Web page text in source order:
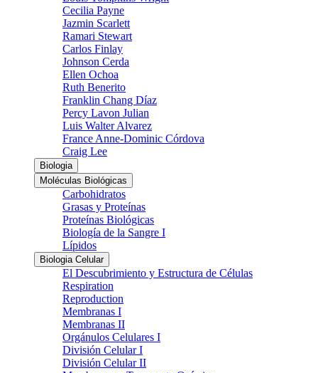
Cecilia Payne
Jazmin Scarlett
Ramari Stewart
Carlos Finlay
Johnson Cerda
Ellen Ochoa
Ruth Benerito
Franklin Chang Díaz
Percy Lavon Julian
Luis Walter Alvarez
France Anne-Dominic Córdova
Craig Lee
Biologia
Moléculas Biológicas
Carbohidratos
Grasas y Proteínas
Proteínas Biológicas
Biología de la Sangre I
Lípidos
Biologia Celular
El Descubrimiento y Estructura de Células
Respiration
Reproduction
Membranas I
Membranas II
Orgánulos Celulares I
División Celular I
División Celular II